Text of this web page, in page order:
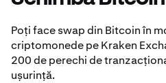
Poți face swap din Bitcoin în
criptomonede pe Kraken
200 de perechi de
ușurință.